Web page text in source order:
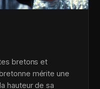
bretons et
mérite une
hauteur de sa